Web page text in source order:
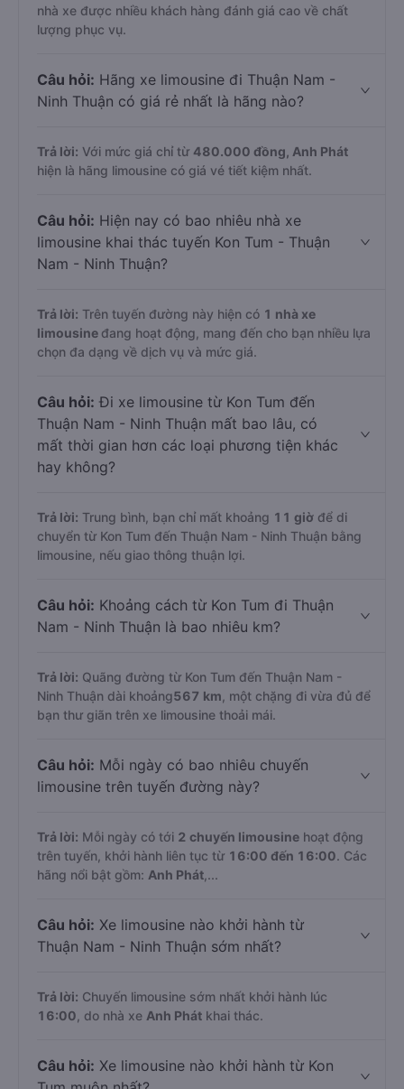
nhà xe được nhiều khách hàng đánh giá cao về chất
lượng phục vụ.
Câu hỏi: Hãng xe limousine đi Thuận Nam -
Ninh Thuận có giá rẻ nhất là hãng nào?
Trả lời: Với mức giá chỉ từ 480.000 đồng, Anh Phát
hiện là hãng limousine có giá vé tiết kiệm nhất.
Câu hỏi: Hiện nay có bao nhiêu nhà xe
limousine khai thác tuyến Kon Tum - Thuận
Nam - Ninh Thuận?
Trả lời: Trên tuyến đường này hiện có 1 nhà xe
limousine đang hoạt động, mang đến cho bạn nhiều lựa
chọn đa dạng về dịch vụ và mức giá.
Câu hỏi: Đi xe limousine từ Kon Tum đến
Thuận Nam - Ninh Thuận mất bao lâu, có
mất thời gian hơn các loại phương tiện khác
hay không?
Trả lời: Trung bình, bạn chỉ mất khoảng 11 giờ để di
chuyển từ Kon Tum đến Thuận Nam - Ninh Thuận bằng
limousine, nếu giao thông thuận lợi.
Câu hỏi: Khoảng cách từ Kon Tum đi Thuận
Nam - Ninh Thuận là bao nhiêu km?
Trả lời: Quãng đường từ Kon Tum đến Thuận Nam -
Ninh Thuận dài khoảng567 km , một chặng đi vừa đủ để
bạn thư giãn trên xe limousine thoải mái.
Câu hỏi: Mỗi ngày có bao nhiêu chuyến
limousine trên tuyến đường này?
Trả lời: Mỗi ngày có tới 2 chuyến limousine hoạt động
trên tuyến, khởi hành liên tục từ 16:00 đến 16:00. Các
hãng nổi bật gồm: Anh Phát ,...
Câu hỏi: Xe limousine nào khởi hành từ
Thuận Nam - Ninh Thuận sớm nhất?
Trả lời: Chuyến limousine sớm nhất khởi hành lúc
16:00 , do nhà xe Anh Phát khai thác.
Câu hỏi: Xe limousine nào khởi hành từ Kon